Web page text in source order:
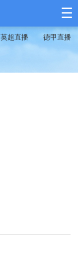
☰
英超直播 德甲直播